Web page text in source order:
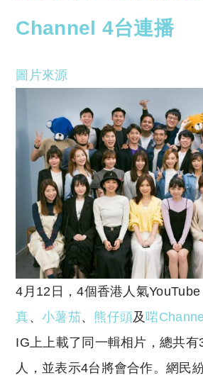
Channel 4台連播
圖片來源
4月12日，4個香港人氣
真、小薯茄、 熊仔頭及啱
IG上上載了同一輯相片，總共有
人，並表示4台將會合作。網民